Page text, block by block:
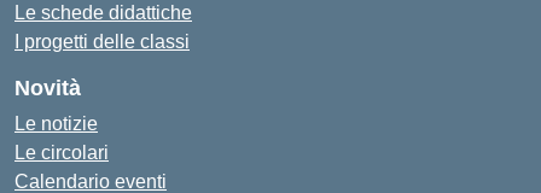
Le schede didattiche
I progetti delle classi
Novità
Le notizie
Le circolari
Calendario eventi